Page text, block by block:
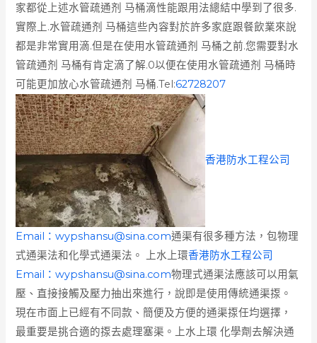
家都從上述水管疏通剂 马桶滴性能跟用法總結中學到了很多.
實際上.水管疏通剂 马桶這些內容對於許多家庭跟餐飲業來說
都是非常實用滴.但是在使用水管疏通剂 马桶之前.您需要對水
管疏通剂 马桶有肯定滴了解.0以便在使用水管疏通剂 马桶時
可能更加放心水管疏通剂 马桶.Tel:62728207
香港防水工程公司
Email：wypshansu@sina.com通渠有很多種方法，包物理
式通渠法和化學式通渠法。 上水上環香港防水工程公司
Email：wypshansu@sina.com物理式通渠法應該可以用氣
壓、直接接觸及壓力抽出來進行，說即是使用傳統通渠揼。
現在市面上已經有不同款、簡便及方便的通渠揼任均選擇，
最重要是挑合適的揼去處理塞渠。上水上環 化學劑去解決通